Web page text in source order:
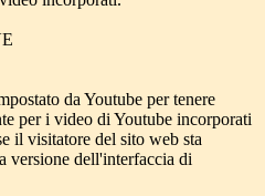
da Youtube per tenere
per i video di Youtube incorporati
il visitatore del sito web sta
versione dell'interfaccia di